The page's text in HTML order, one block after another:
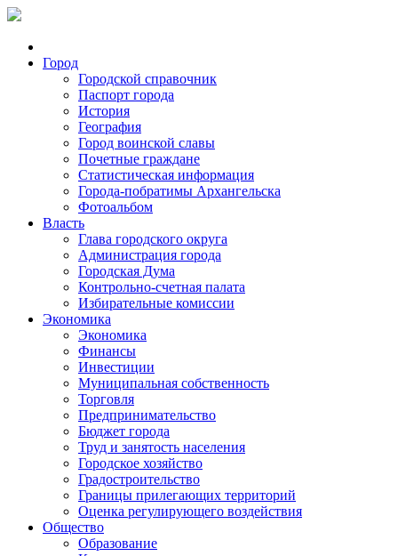
Город
Городской справочник
Паспорт города
История
География
Город воинской славы
Почетные граждане
Статистическая информация
Города-побратимы Архангельска
Фотоальбом
Власть
Глава городского округа
Администрация города
Городская Дума
Контрольно-счетная палата
Избирательные комиссии
Экономика
Экономика
Финансы
Инвестиции
Муниципальная собственность
Торговля
Предпринимательство
Бюджет города
Труд и занятость населения
Городское хозяйство
Градостроительство
Границы прилегающих территорий
Оценка регулирующего воздействия
Общество
Образование